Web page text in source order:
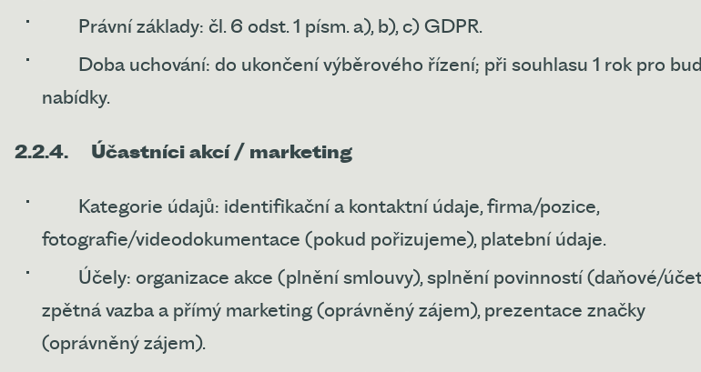
Právní základy: čl. 6 odst. 1 písm. a), b), c) GDPR.
Doba uchování: do ukončení výběrového řízení; při souhlasu 1 rok pro
nabídky.
2.2.4. Účastníci akcí / marketing
Kategorie údajů: identifikační a kontaktní údaje, firma/pozice,
fotografie/videodokumentace (pokud pořizujeme), platební údaje.
Účely: organizace akce (plnění smlouvy), splnění povinností (daňové/
zpětná vazba a přímý marketing (oprávněný zájem), prezentace značky
(oprávněný zájem).